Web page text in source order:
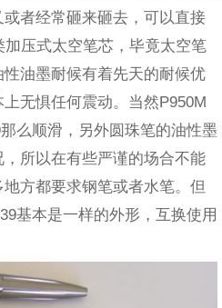
者经常砸来砸去，可以直接
压式太空笔芯，毕竟太空笔
油墨耐候有着先天的耐候优
无惧任何震动。当然P950M
么顺滑，另外圆珠笔的油性墨
所以在有些严谨的场合不能
方都要求钢笔或者水笔。但
基本是一样的外形，互换使用